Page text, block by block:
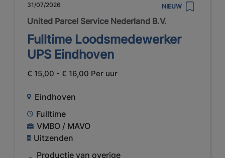
31/07/2026 NIEUW
United Parcel Service Nederland B.V.
Fulltime Loodsmedewerker
UPS Eindhoven
€ 15,00 - € 16,00 Per uur
Eindhoven
Fulltime
VMBO / MAVO
Uitzenden
Productie van overige